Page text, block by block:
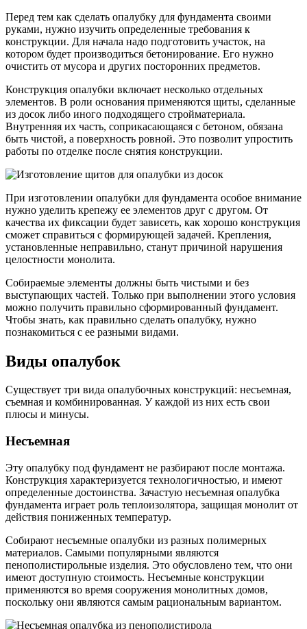
Перед тем как сделать опалубку для фундамента своими
руками, нужно изучить определенные требования к
конструкции. Для начала надо подготовить участок, на
котором будет производиться бетонирование. Его нужно
очистить от мусора и других посторонних предметов.
Конструкция опалубки включает несколько отдельных
элементов. В роли основания применяются щиты, сделанные
из досок либо иного подходящего стройматериала.
Внутренняя их часть, соприкасающаяся с бетоном, обязана
быть чистой, а поверхность ровной. Это позволит упростить
работы по отделке после снятия конструкции.
При изготовлении опалубки для фундамента особое внимание
нужно уделить крепежу ее элементов друг с другом. От
качества их фиксации будет зависеть, как хорошо конструкция
сможет справиться с формирующей задачей. Крепления,
установленные неправильно, станут причиной нарушения
целостности монолита.
Собираемые элементы должны быть чистыми и без
выступающих частей. Только при выполнении этого условия
можно получить правильно сформированный фундамент.
Чтобы знать, как правильно сделать опалубку, нужно
познакомиться с ее разными видами.
Виды опалубок
Существует три вида опалубочных конструкций: несъемная,
съемная и комбинированная. У каждой из них есть свои
плюсы и минусы.
Несъемная
Эту опалубку под фундамент не разбирают после монтажа.
Конструкция характеризуется технологичностью, и имеют
определенные достоинства. Зачастую несъемная опалубка
фундамента играет роль теплоизолятора, защищая монолит от
действия пониженных температур.
Собирают несъемные опалубки из разных полимерных
материалов. Самыми популярными являются
пенополистирольные изделия. Это обусловлено тем, что они
имеют доступную стоимость. Несъемные конструкции
применяются во время сооружения монолитных домов,
поскольку они являются самым рациональным вариантом.